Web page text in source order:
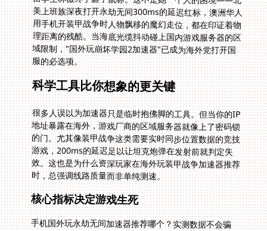
服的必选项。
科学工具比你想象的更关键
很多人误以为加速器只是临时抱佛脚的工具。但当你的IP
地址暴露在海外，游戏厂商的区域服务器就像上了密码锁
的门。尤其像装甲战争这类需要实时同步位置数据的竞技
游戏，200ms的延迟足以让坦克炮弹在发射前就判定失
效。这也是为什么资深玩家在海外玩装甲战争加速器推荐
时，总强调线路质量而非单纯测速。
核心指标决定游戏生死
手机国外玩永劫无间加速器推荐哪个？实测数据不会骗
人。上周多伦多的测试组在4G网络下裸连永劫无间，角
色跳跃动作竟出现1.2秒真空期。而通过专线中转后，iOS
端压到89ms的操作延迟完全复刻了上海本地体验。这背
后是路由算法的胜利：把"多伦多-法兰克福-东京-上海"的